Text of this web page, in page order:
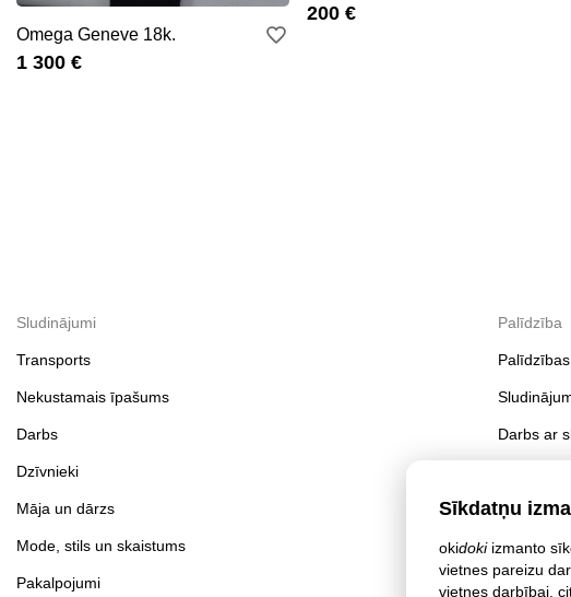
Omega Geneve 18k.
1 300 €
200 €
Sīkdatņu
okidokiizmanto
vietnes pareizu
vietnes darbībai,
Sludinājumi
Transports
Nekustamais īpašums
Darbs
Dzīvnieki
Māja un dārzs
Mode, stils un skaistums
Pakalpojumi
Palīdzība
Darbs ar
Konta